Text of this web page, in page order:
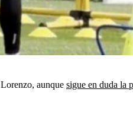
aunque sigue en duda la